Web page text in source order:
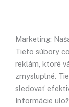
Marketing:
Tieto súbory
reklám, ktoré
zmysluplné.
sledovať
Informácie